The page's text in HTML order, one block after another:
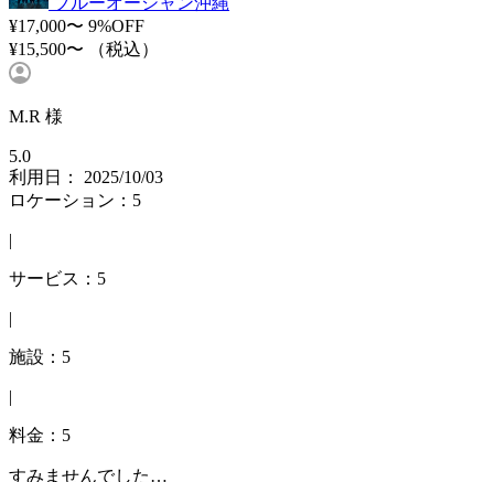
¥17,000〜 9%OFF
¥15,500〜
（税込）
M.R 様
5.0
利用日： 2025/10/03
ロケーション：5
|
サービス：5
|
施設：5
|
料金：5
すみませんでした…